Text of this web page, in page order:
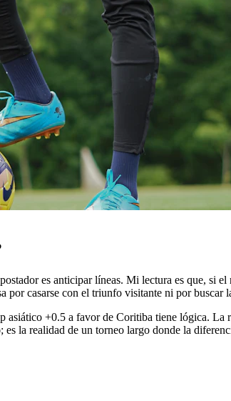
es anticipar líneas. Mi lectura es que, si
casarse con el triunfo visitante ni por
+0.5 a favor de Coritiba tiene lógica. La
la realidad de un torneo largo donde la